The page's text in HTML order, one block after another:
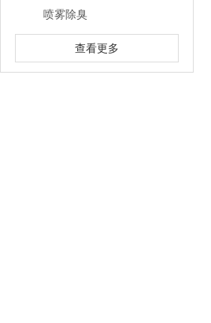
喷雾除臭
查看更多